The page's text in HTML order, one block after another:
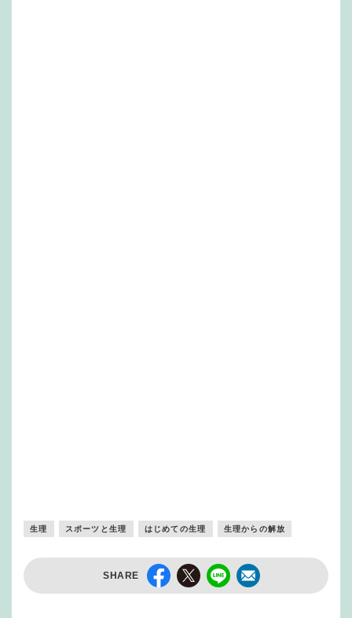
生理 スポーツと生理 はじめての生理 生理からの解放
SHARE